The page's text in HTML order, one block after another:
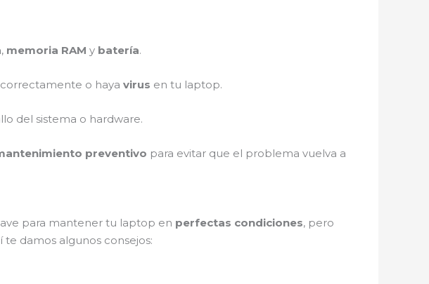
, memoria RAM y batería.
o haya virus en tu laptop.
del sistema o hardware.
preventivo para evitar que el problema vuelva a
para mantener tu laptop en perfectas condiciones, pero
damos algunos consejos: